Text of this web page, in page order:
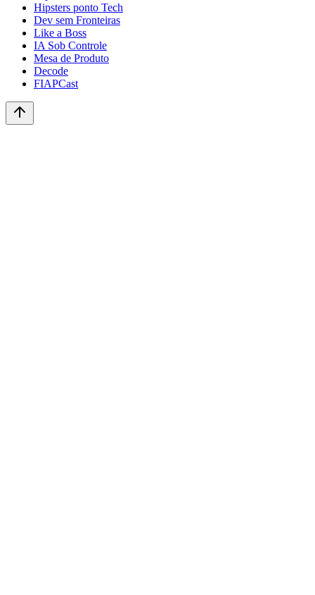
Hipsters ponto Tech
Dev sem Fronteiras
Like a Boss
IA Sob Controle
Mesa de Produto
Decode
FIAPCast